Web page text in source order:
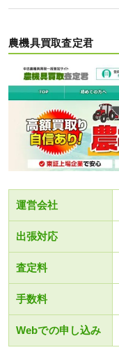
農機具買取査定君
運営会社
出張対応
査定料
手数料
Webでの申し込み